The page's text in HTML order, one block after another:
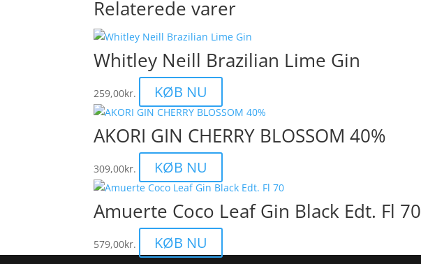
Relaterede varer
Whitley Neill Brazilian Lime Gin
259,00kr. KØB NU
AKORI GIN CHERRY BLOSSOM 40%
309,00kr. KØB NU
Amuerte Coco Leaf Gin Black Edt. Fl 70
579,00kr. KØB NU